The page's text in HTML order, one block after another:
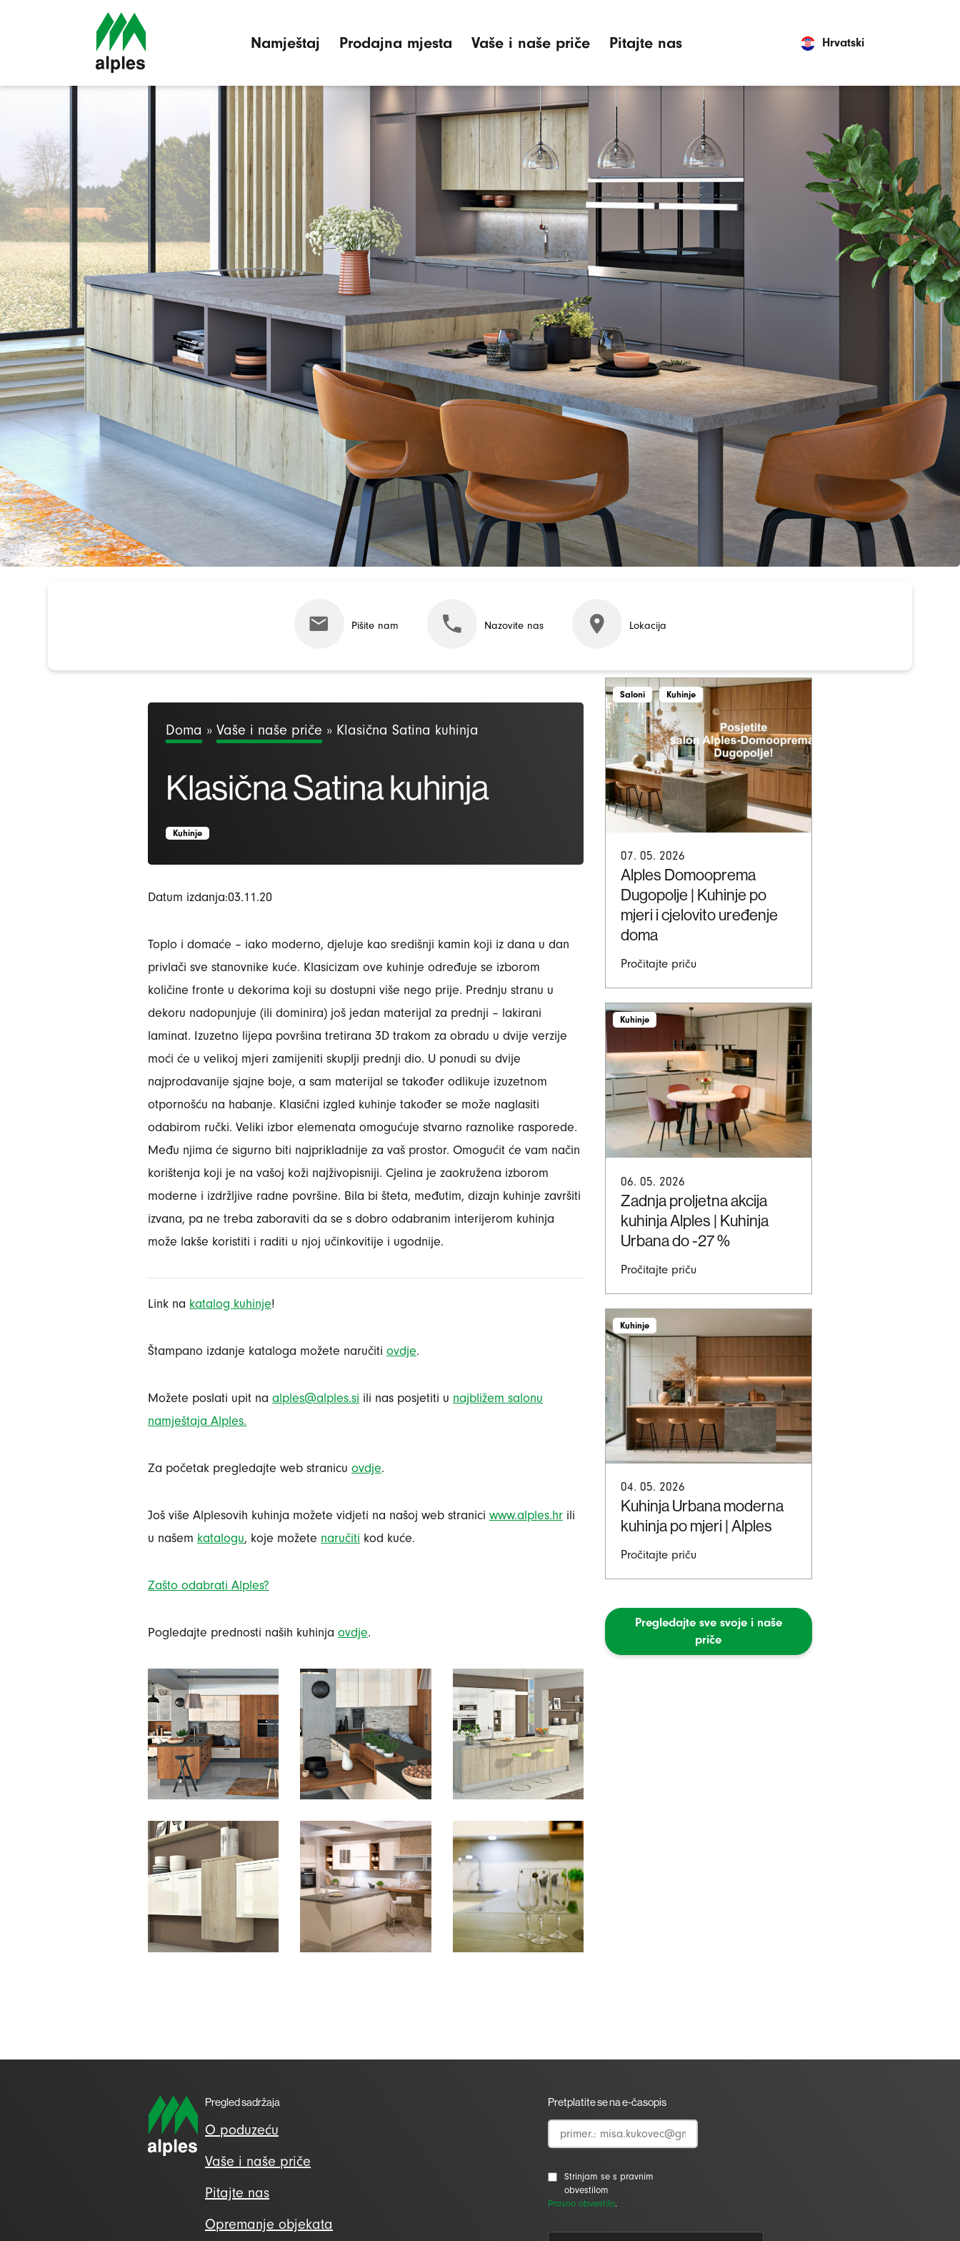
Namještaj Prodajna mjesta Vaše i naše priče Pitajte nas Hrvatski
Pišite nam Nazovite nas Lokacija
Doma » Vaše i naše priče » Klasična Satina kuhinja
Klasična Satina kuhinja
Kuhinje
Datum izdanja:03.11.20
Toplo i domaće – iako moderno, djeluje kao središnji kamin koji iz dana u dan
privlači sve stanovnike kuće. Klasicizam ove kuhinje određuje se izborom
količine fronte u dekorima koji su dostupni više nego prije. Prednju stranu u
dekoru nadopunjuje (ili dominira) još jedan materijal za prednji – lakirani
laminat. Izuzetno lijepa površina tretirana 3D trakom za obradu u dvije verzije
moći će u velikoj mjeri zamijeniti skuplji prednji dio. U ponudi su dvije
najprodavanije sjajne boje, a sam materijal se također odlikuje izuzetnom
otpornošću na habanje. Klasični izgled kuhinje također se može naglasiti
odabirom ručki. Veliki izbor elemenata omogućuje stvarno raznolike rasporede.
Među njima će sigurno biti najprikladnije za vaš prostor. Omogućit će vam način
korištenja koji je na vašoj koži najživopisniji. Cjelina je zaokružena izborom
moderne i izdržljive radne površine. Bila bi šteta, međutim, dizajn kuhinje završiti
izvana, pa ne treba zaboraviti da se s dobro odabranim interijerom kuhinja
može lakše koristiti i raditi u njoj učinkovitije i ugodnije.
Link na katalog kuhinje!
Štampano izdanje kataloga možete naručiti ovdje.
Možete poslati upit na alples@alples.si ili nas posjetiti u najbližem salonu
namještaja Alples.
Za početak pregledajte web stranicu ovdje.
Još više Alplesovih kuhinja možete vidjeti na našoj web stranici www.alples.hr ili
u našem katalogu, koje možete naručiti kod kuće.
Zašto odabrati Alples?
Pogledajte prednosti naših kuhinja ovdje.
Saloni Kuhinje
07. 05. 2026
Alples Domooprema
Dugopolje | Kuhinje po
mjeri i cjelovito uređenje
doma
Pročitajte priču
Kuhinje
06. 05. 2026
Zadnja proljetna akcija
kuhinja Alples | Kuhinja
Urbana do -27 %
Pročitajte priču
Kuhinje
04. 05. 2026
Kuhinja Urbana moderna
kuhinja po mjeri | Alples
Pročitajte priču
Pregledajte sve svoje i naše
priče
Pregled sadržaja
O poduzeću
Vaše i naše priče
Pitajte nas
Opremanje objekata
Pretplatite se na e-časopis
Strinjam se s pravnim
obvestilom
Pravno obvestilo.